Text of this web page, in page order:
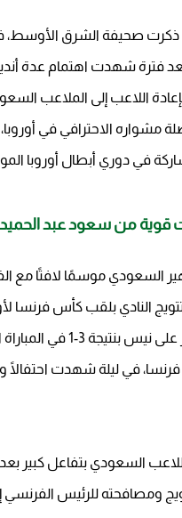
صحيفة الشرق الأوسط،
بعد فترة شهدت اهتمام عدة
اللاعب إلى الملاعب
مشواره الاحترافي في
في دوري أبطال أوروبا
من سعود عبد الحميد
السعودي موسمًا لافتًا مع
النادي بلقب كأس فرنسا
عقب الفوز على نيس
في ليلة شهدت احتفالًا
السعودي بتفاعل كبير
ومصافحته للرئيس الفرنسي